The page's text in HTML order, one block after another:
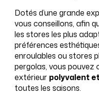
Dotés d’une grande
vous conseillons, afin
les stores les plus
préférences
enroulables ou stores
pergolas, vous pouvez
extérieur polyvalent
toutes les saisons.